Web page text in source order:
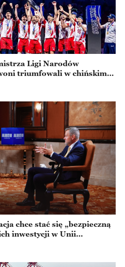
Ligi Narodów
triumfowali w chińskim
chce stać się „bezpieczną
inwestycji w Unii